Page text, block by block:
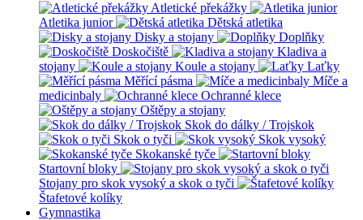
Atletické překážky
Atletika junior
Dětská atletika
Disky a stojany
Doplňky
Doskočiště
Kladiva a
stojany
Koule a stojany
Laťky
Měřící pásma
Míče a
medicinbaly
Ochranné klece
Oštěpy a stojany
Skok do dálky / Trojskok
Skok o tyči
Skok vysoký
Skokanské tyče
Startovní bloky
Stojany pro skok vysoký a skok o tyči
Štafetové kolíky
Gymnastika